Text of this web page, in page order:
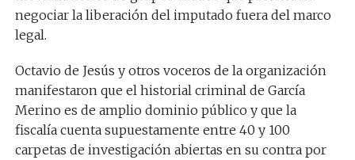
negociar la liberación del imputado fuera del marco
legal.
Octavio de Jesús y otros voceros de la organización
manifestaron que el historial criminal de García
Merino es de amplio dominio público y que la
fiscalía cuenta supuestamente entre 40 y 100
carpetas de investigación abiertas en su contra por